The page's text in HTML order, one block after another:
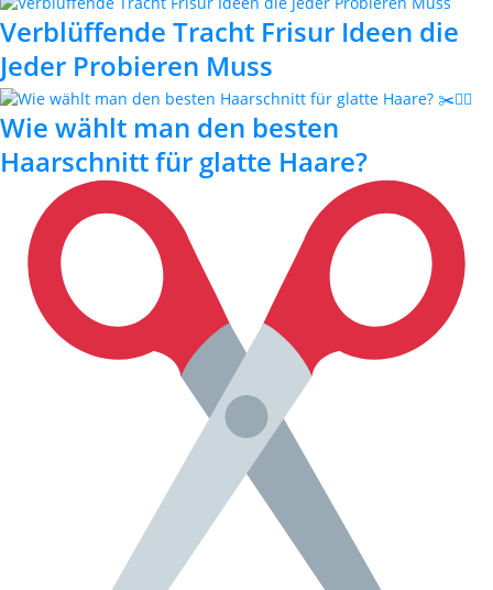
Verblüffende Tracht Frisur Ideen die
Jeder Probieren Muss
Wie wählt man den besten
Haarschnitt für glatte Haare?